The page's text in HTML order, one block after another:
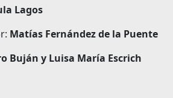
Lagos
Matías Fernández de la Puente
Buján y Luisa María Escrich